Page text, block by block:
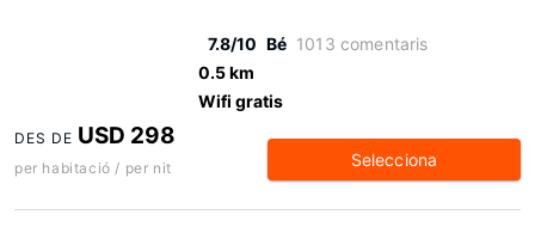
7.8/10 Bé 1013 comentaris
0.5 km
Wifi gratis
DES DE USD 298
per habitació / per nit Selecciona